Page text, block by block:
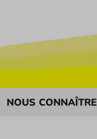
NOUS CONNAÎTRE